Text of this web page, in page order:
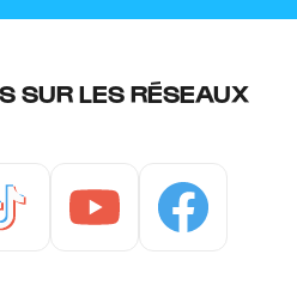
SUR LES RÉSEAUX